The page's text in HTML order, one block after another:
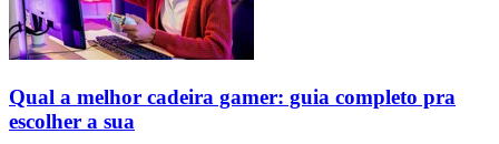
Qual a melhor cadeira gamer: guia completo pra
escolher a sua